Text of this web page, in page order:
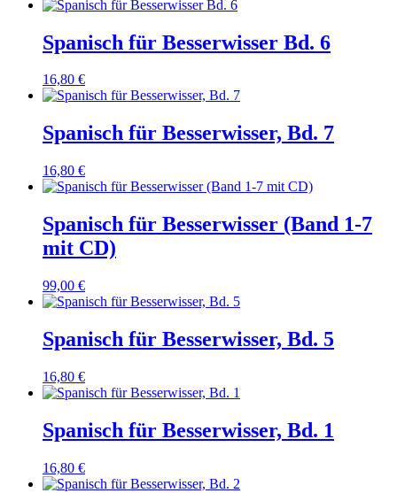
Spanisch für Besserwisser Bd. 6
16,80 €
Spanisch für Besserwisser, Bd. 7
16,80 €
Spanisch für Besserwisser (Band 1-7
mit CD)
99,00 €
Spanisch für Besserwisser, Bd. 5
16,80 €
Spanisch für Besserwisser, Bd. 1
16,80 €